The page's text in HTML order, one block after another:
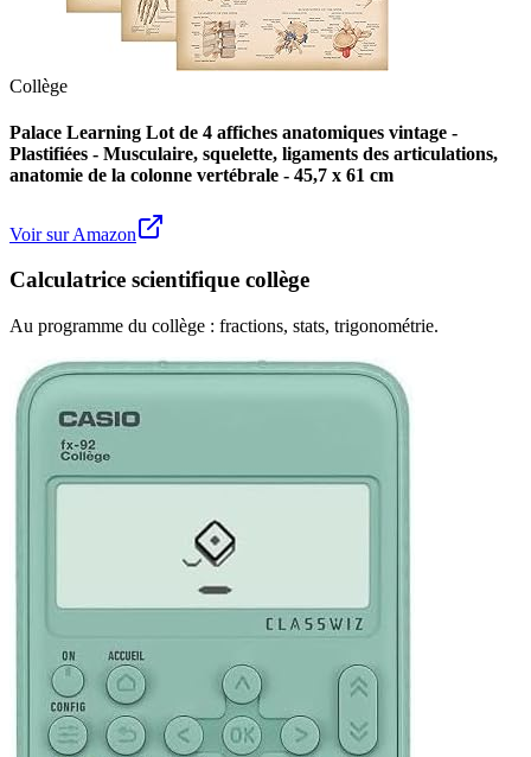
Collège
Palace Learning Lot de 4 affiches anatomiques vintage -
Plastifiées - Musculaire, squelette, ligaments des articulations,
anatomie de la colonne vertébrale - 45,7 x 61 cm
Voir sur Amazon
Calculatrice scientifique collège
Au programme du collège : fractions, stats, trigonométrie.